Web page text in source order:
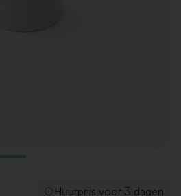
Huurprijs voor 3 dagen